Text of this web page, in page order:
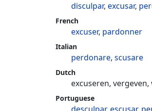
disculpar, excusar,
French
excuser, pardonner
Italian
perdonare, scusare
Dutch
excuseren,
Portuguese